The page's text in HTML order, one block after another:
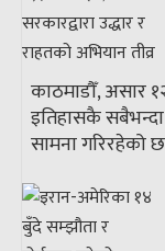
काठमाडौँ,
इतिहासकै
सामना गरिरहेको